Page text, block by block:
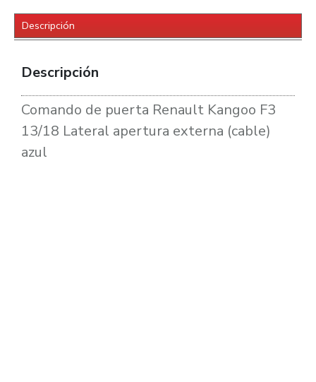
Descripción
Descripción
Comando de puerta Renault Kangoo F3
13/18 Lateral apertura externa (cable)
azul